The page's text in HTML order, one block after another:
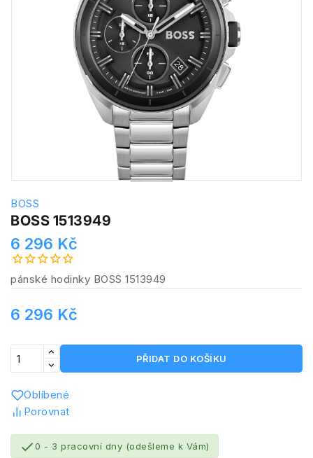
BOSS
BOSS 1513949
6 296 Kč
pánské hodinky BOSS 1513949
6 296 Kč
PŘIDAT DO KOŠÍKU
Oblíbené
Porovnat
0 - 3 pracovní dny (odešleme k Vám)